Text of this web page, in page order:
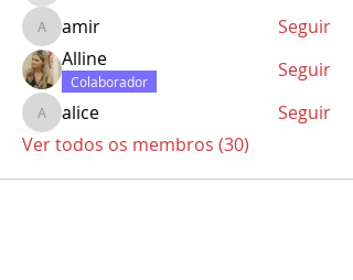
amiramir
Seguir
Alline
Colaborador Seguir
alicealice
Seguir
Ver todos os membros (30)